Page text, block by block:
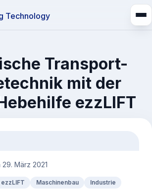
Technology
Transport-
mit der
ezzLIFT
29. März 2021
Maschinenbau Industrie